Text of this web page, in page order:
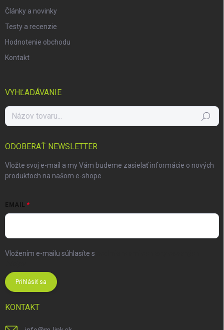
Články a novinky
Testy a recenzie
Hodnotenie obchodu
Kontakt
VYHĽADÁVANIE
Hľadať
ODOBERAŤ NEWSLETTER
Vložte svoj e-mail a my Vám budeme zasielať informácie o nových
produktoch na našom e-shope.
EMAIL
Vložením e-mailu súhlasíte s
Prihlásiť sa
KONTAKT